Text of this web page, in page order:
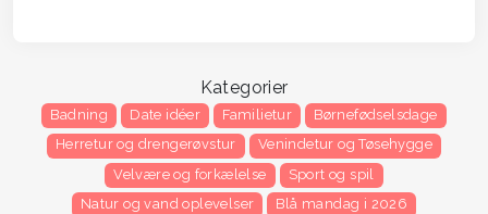
Kategorier
Badning Date idéer Familietur
Børnefødselsdage
Herretur og drengerøvstur
Venindetur og Tøsehygge
Velvære og forkælelse
Sport og spil
Natur og vand oplevelser
Blå mandag i 2026